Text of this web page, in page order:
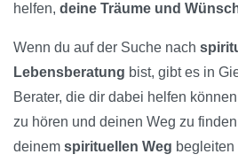
helfen, deine Träume und
Wenn du auf der Suche nach
Lebensberatung bist, gibt es in
Berater, die dir dabei helfen
zu hören und deinen Weg zu
deinem spirituellen Weg